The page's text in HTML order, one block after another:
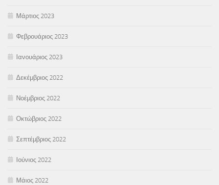
Μάρτιος 2023
Φεβρουάριος 2023
Ιανουάριος 2023
Δεκέμβριος 2022
Νοέμβριος 2022
Οκτώβριος 2022
Σεπτέμβριος 2022
Ιούνιος 2022
Μάιος 2022